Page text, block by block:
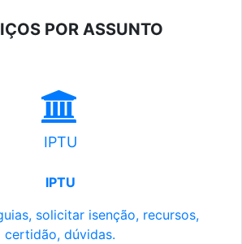
POR ASSUNTO
IPTU
IPTU
solicitar isenção, recursos,
certidão, dúvidas.